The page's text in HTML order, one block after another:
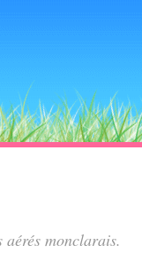
aérés monclarais.